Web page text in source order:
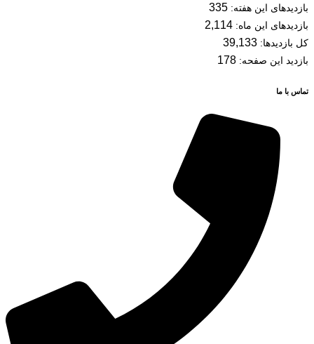
بازدیدهای این هفته: 335
بازدیدهای این ماه: 2,114
کل بازدیدها: 39,133
بازدید این صفحه: 178
تماس با ما